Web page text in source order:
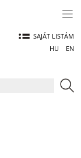
SAJÁT LISTÁM
HU
EN